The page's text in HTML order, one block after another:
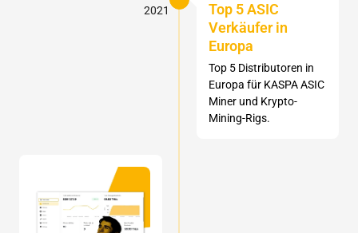
2021
Top 5 ASIC
Verkäufer in
Europa
Top 5 Distributoren in
Europa für KASPA ASIC
Miner und Krypto-
Mining-Rigs.